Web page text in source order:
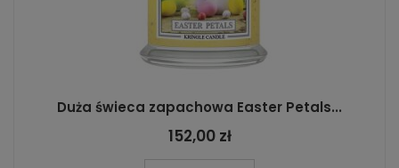
Duża świeca zapachowa Easter Petals...
152,00 zł